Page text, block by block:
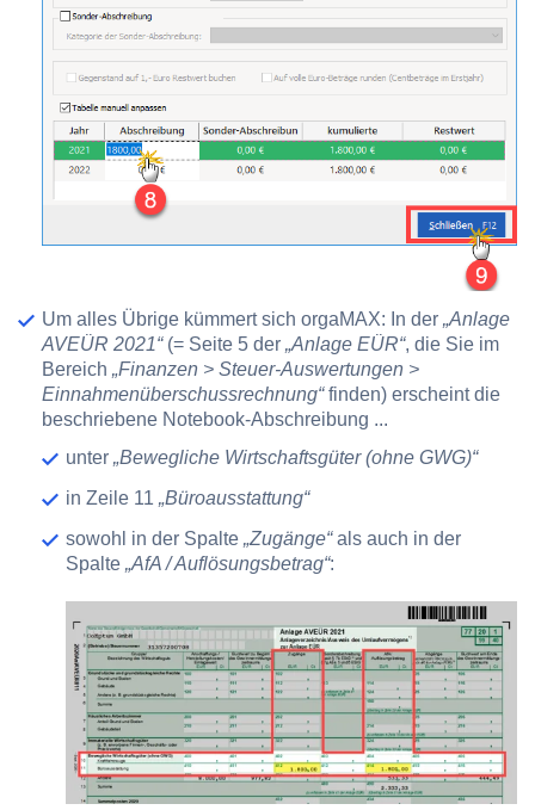
Um alles Übrige kümmert sich orgaMAX: In der „Anlage
AVEÜR 2021“(= Seite 5 der „Anlage EÜR“, die Sie im
Bereich „Finanzen > Steuer-Auswertungen >
Einnahmenüberschussrechnung“finden) erscheint die
beschriebene Notebook-Abschreibung ...
unter „Bewegliche Wirtschaftsgüter (ohne GWG)“
in Zeile 11 „Büroausstattung“
sowohl in der Spalte „Zugänge“als auch in der
Spalte „AfA / Auflösungsbetrag“: